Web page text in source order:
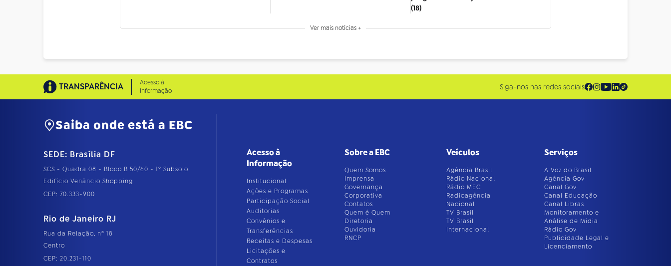
(18)
Ver mais notícias +
TRANSPARÊNCIA
Acesso à
Informação
Siga-nos nas redes sociais
Saiba onde está a EBC
SEDE: Brasília DF
SCS - Quadra 08 - Bloco B 50/60 - 1º Subsolo
Edifício Venâncio Shopping
CEP: 70.333-900
Rio de Janeiro RJ
Rua da Relação, nº 18
Centro
CEP: 20.231-110
Acesso à
Informação
Institucional
Ações e Programas
Participação Social
Auditorias
Convênios e
Transferências
Receitas e Despesas
Licitações e
Contratos
Sobre a EBC
Quem Somos
Imprensa
Governança
Corporativa
Contatos
Quem é Quem
Diretoria
Ouvidoria
RNCP
Veículos
Agência Brasil
Rádio Nacional
Rádio MEC
Radioagência
Nacional
TV Brasil
TV Brasil
Internacional
Serviços
A Voz do Brasil
Agência Gov
Canal Gov
Canal Educação
Canal Libras
Monitoramento e
Análise de Mídia
Rádio Gov
Publicidade Legal e
Licenciamento